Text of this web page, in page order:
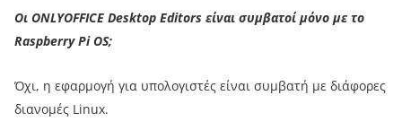
Οι ONLYOFFICE Desktop Editors είναι συμβατοί μόνο με το
Raspberry Pi OS;
Όχι, η εφαρμογή για υπολογιστές είναι συμβατή με διάφορες
διανομές Linux.